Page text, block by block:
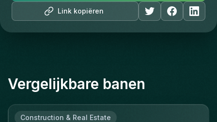
Link kopiëren
Vergelijkbare banen
Construction & Real Estate